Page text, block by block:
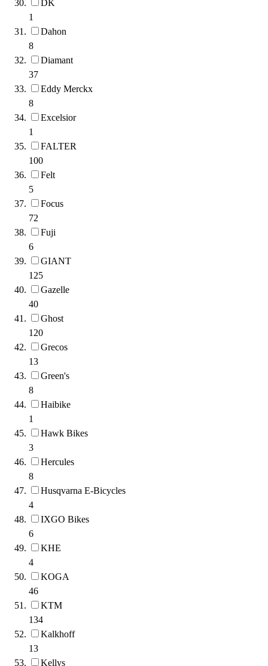
DK
1
Dahon
8
Diamant
37
Eddy Merckx
8
Excelsior
1
FALTER
100
Felt
5
Focus
72
Fuji
6
GIANT
125
Gazelle
40
Ghost
120
Grecos
13
Green's
8
Haibike
1
Hawk Bikes
3
Hercules
8
Husqvarna E-Bicycles
4
IXGO Bikes
6
KHE
4
KOGA
46
KTM
134
Kalkhoff
13
Kellys